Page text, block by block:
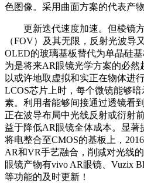
色图像。采用曲面方案的代表产物
更新迭代速度加速。但棱镜方
（FOV）及其无限，反射光波导
OLED的玻璃基板替代为单晶硅
为是将来AR眼镜光学方案的必然
以或许地取虚拟和实正在物体进
LCOS芯片上时，每个微镜能够
素。利用者能够间接通过透镜看
正在波导布局中光线反射或衍射
益于降低AR眼镜全体成本。显著
将电整合至CMOS的基板上，
AR和VR手艺融合，削减对光线
眼镜产物有vivo AR眼镜、Vuzix
等功能的及时更新！